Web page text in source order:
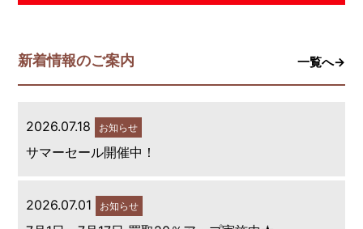
新着情報のご案内 一覧へ→
2026.07.18 お知らせ
サマーセール開催中！
2026.07.01 お知らせ